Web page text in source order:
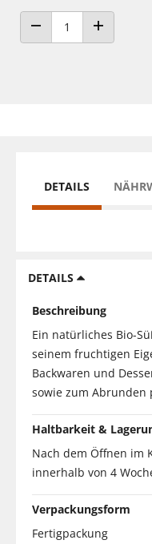
ANZAHL VERRINGERN
ANZAHL
DETAILS
DETAILS
Beschreibung
Ein natürliches Bio-
seinem fruchtigen
Backwaren und
sowie zum Abrunden
Haltbarkeit &
Nach dem Öffnen im
innerhalb von 4
Verpackungsform
Fertigpackung